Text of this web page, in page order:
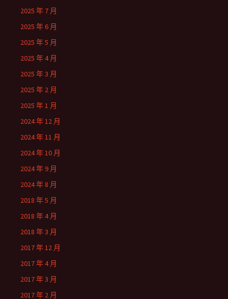
2025 年 7 月
2025 年 6 月
2025 年 5 月
2025 年 4 月
2025 年 3 月
2025 年 2 月
2025 年 1 月
2024 年 12 月
2024 年 11 月
2024 年 10 月
2024 年 9 月
2024 年 8 月
2018 年 5 月
2018 年 4 月
2018 年 3 月
2017 年 12 月
2017 年 4 月
2017 年 3 月
2017 年 2 月